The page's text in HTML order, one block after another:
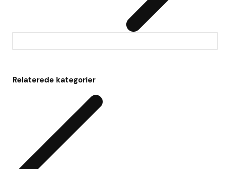
Relaterede kategorier